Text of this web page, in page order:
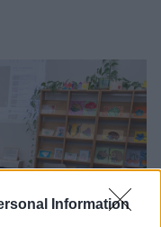
Information